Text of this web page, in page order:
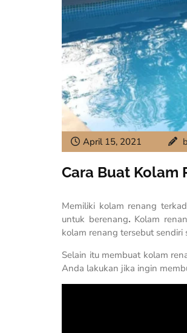
April 15, 2021
Cara Buat Kolam
Memiliki kolam renang
untuk berenang. Kolam
kolam renang tersebut sendiri
Selain itu membuat kolam
Anda lakukan jika ingin